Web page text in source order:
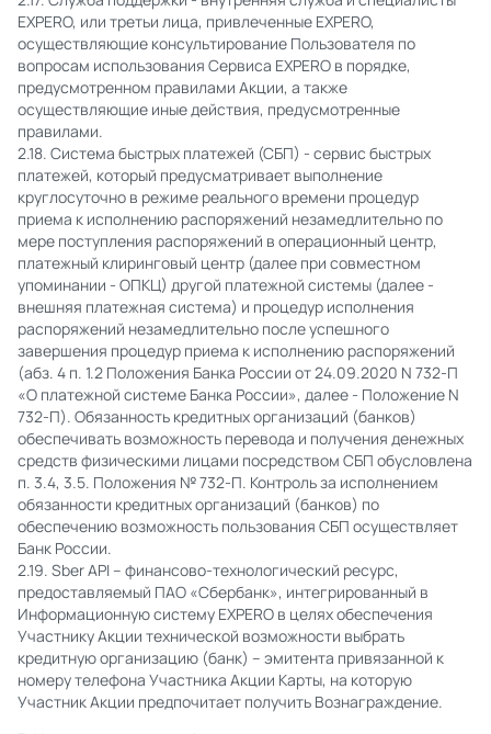
EXPERO, или третьи лица, привлеченные EXPERO,
осуществляющие консультирование Пользователя по
вопросам использования Сервиса EXPERO в порядке,
предусмотренном правилами Акции, а также
осуществляющие иные действия, предусмотренные
правилами.
2.18. Система быстрых платежей (СБП) - сервис быстрых
платежей, который предусматривает выполнение
круглосуточно в режиме реального времени процедур
приема к исполнению распоряжений незамедлительно по
мере поступления распоряжений в операционный центр,
платежный клиринговый центр (далее при совместном
упоминании - ОПКЦ) другой платежной системы (далее -
внешняя платежная система) и процедур исполнения
распоряжений незамедлительно после успешного
завершения процедур приема к исполнению распоряжений
(абз. 4 п. 1.2 Положения Банка России от 24.09.2020 N 732-П
«О платежной системе Банка России», далее - Положение N
732-П). Обязанность кредитных организаций (банков)
обеспечивать возможность перевода и получения денежных
средств физическими лицами посредством СБП обусловлена
п. 3.4, 3.5. Положения № 732-П. Контроль за исполнением
обязанности кредитных организаций (банков) по
обеспечению возможность пользования СБП осуществляет
Банк России.
2.19. Sber API – финансово-технологический ресурс,
предоставляемый ПАО «Сбербанк», интегрированный в
Информационную систему EXPERO в целях обеспечения
Участнику Акции технической возможности выбрать
кредитную организацию (банк) – эмитента привязанной к
номеру телефона Участника Акции Карты, на которую
Участник Акции предпочитает получить Вознаграждение.